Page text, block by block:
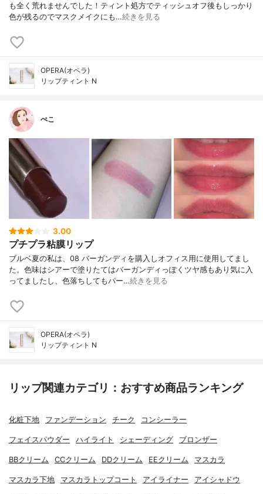
も全く荒れませんでした！ ティント処方でティッシュオフ後もしっかり
色が残るのでマスクメイクにも…続きを見る
OPERA(オペラ)
リップティント N
ぺこ
3.00
プチプラ粘膜リップ
ブルベ夏の私は、08 バーガンディを購入しオフィス用に使用してまし
た。色味はシアーで塗りたてはバーガンディっぽくツヤ感もあり気に入
ってましたし、色落ちしてもパー…続きを見る
OPERA(オペラ)
リップティント N
リップ関連カテゴリ：おすすめ商品ランキング
化粧下地 ファンデーション チーク コンシーラー
フェイスパウダー ハイライト シェーディング ブロンザー
BBクリーム CCクリーム DDクリーム EEクリーム マスカラ
マスカラ下地 マスカラトップコート アイライナー アイシャドウ